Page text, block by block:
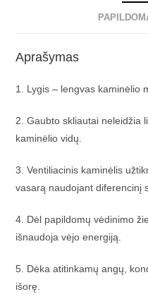
Aprašymas
1. Lygis – lengvas kaminėlio
2. Gaubto skliautai neleidžia
kaminėlio vidų.
3. Ventiliacinis kaminėlis
vasarą naudojant diferencinį
4. Dėl papildomų vėdinimo
išnaudoja vėjo energiją.
5. Dėka atitinkamų angų,
išorę.